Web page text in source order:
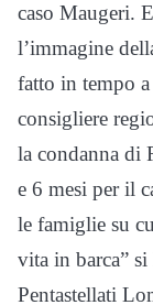
caso Maugeri.
l’immagine
fatto in tempo
consigliere
la condanna di
e 6 mesi per il
le famiglie su
vita in barca”
Pentastellati